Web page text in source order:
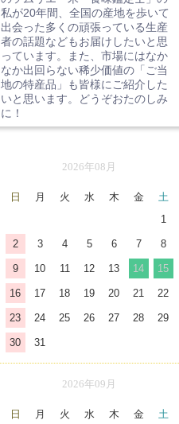
私が20年間、全国の産地を歩いて
出会った多くの頑張っている生産
者の話題などもお届けしたいと思
っています。また、市場にはなか
なか出回らない稀少価値の「ご当
地の特産品」も皆様にご紹介した
いと思います。どうぞおたのしみ
に！
2026年08月
日 月 火 水 木 金
土
1
2 3 4 5 6 7 8
9 10 11 12 13 14 15
16 17 18 19 20 21 22
23 24 25 26 27 28 29
30 31
2026年09月
日 月 火 水 木 金
土